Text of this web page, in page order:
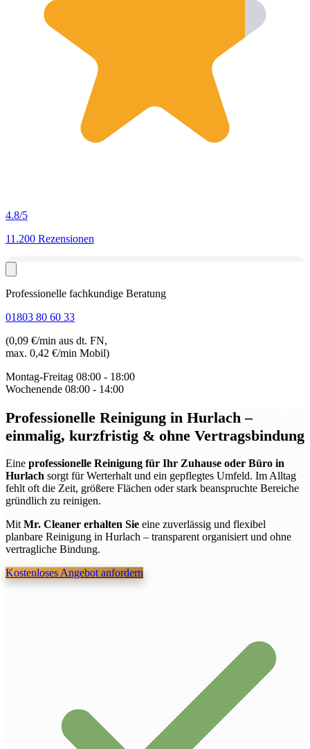
4.8/5
11.200 Rezensionen
Professionelle fachkundige Beratung
01803 80 60 33
(0,09 €/min aus dt. FN,
max. 0,42 €/min Mobil)
Montag-Freitag 08:00 - 18:00
Wochenende 08:00 - 14:00
Professionelle Reinigung in Hurlach–
einmalig, kurzfristig & ohne Vertragsbindung
Eine professionelle Reinigung für Ihr Zuhause oder Büro in
Hurlach sorgt für Werterhalt und ein gepflegtes Umfeld. Im Alltag
fehlt oft die Zeit, größere Flächen oder stark beanspruchte Bereiche
gründlich zu reinigen.
Mit Mr. Cleaner erhalten Sie eine zuverlässig und flexibel
planbare Reinigung in Hurlach – transparent organisiert und ohne
vertragliche Bindung.
Kostenloses Angebot anfordern